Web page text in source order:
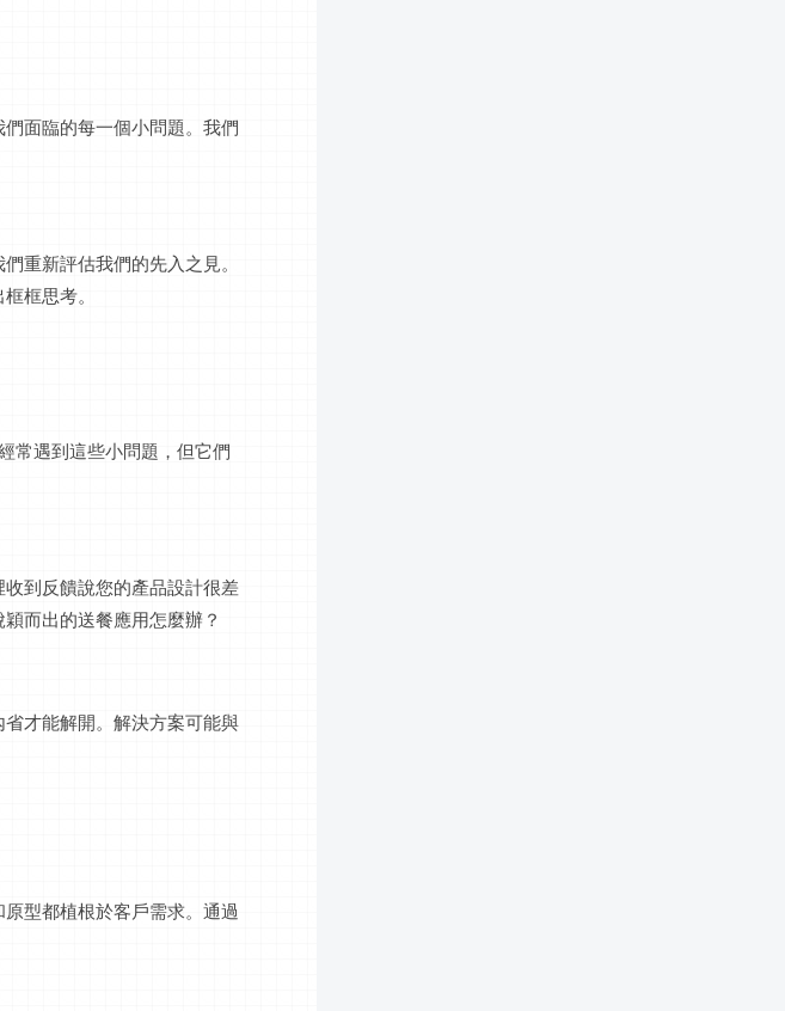
面臨的每一個小問題。我們
重新評估我們的先入之見。
框思考。
常遇到這些小問題，但它們
到反饋說您的產品設計很差
而出的送餐應用怎麼辦？
才能解開。解決方案可能與
型都植根於客戶需求。通過